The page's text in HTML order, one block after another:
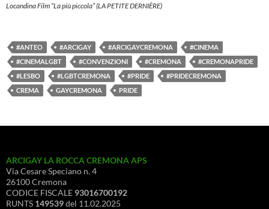
Locandina Film “La più piccola” (LA PETITE DERNIÈRE)
#ANTEO #ARCIGAY #ARCIGAYCREMONA
#CINEMA
#CINEMALGBT
#CONVENZIONI #CREMONA
#CREMONAPRIDE
#LESBO
#LGBTCREMONA #PRIDE
#PRIDECREMONA
CREMA
GAYCREMONA PRIDE
ARCIGAY LA ROCCA CREMONA APS
Via Cesare Speciano n. 4
26100 Cremona
CODICE FISCALE 93016700192
RUNTS 149539del 11.02.2025